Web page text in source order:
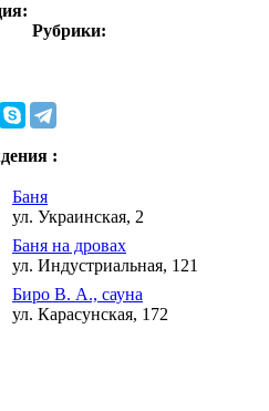
Рубрики:
:
Баня
ул. Украинская, 2
Баня на дровах
ул. Индустриальная, 121
Биро В. А., сауна
ул. Карасунская, 172